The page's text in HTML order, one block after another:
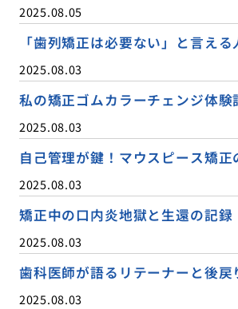
2025.08.05
「歯列矯正は必要ない」と言え
2025.08.03
私の矯正ゴムカラーチェンジ体験
2025.08.03
自己管理が鍵！マウスピース矯
2025.08.03
矯正中の口内炎地獄と生還の記録
2025.08.03
歯科医師が語るリテーナーと後戻
2025.08.03